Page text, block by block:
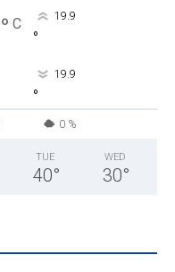
° C 19.9
°
19.9
°
0 %
TUE
40°
WED
30°